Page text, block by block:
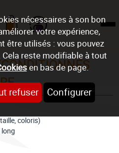
nécessaires à son bon
votre expérience,
être utilisés : vous pouvez
reste modifiable à tout
en bas de page.
refuser Configurer
Mon compte
coloris)